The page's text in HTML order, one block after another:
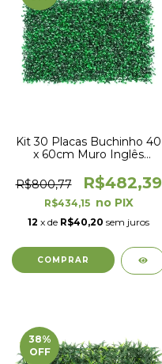
Kit 30 Placas Buchinho 40
x 60cm Muro Inglês
R$800,77
R$482,39
R$434,15
12 x de R$40,20 sem juros
38%
OFF